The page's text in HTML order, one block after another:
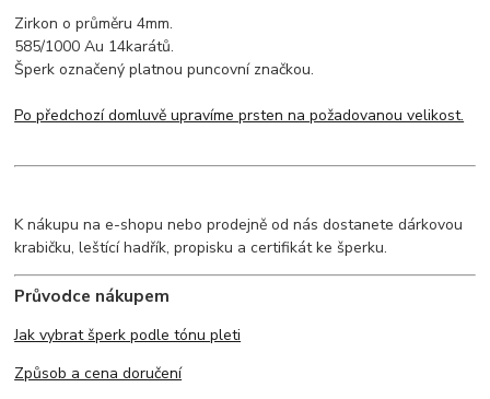
Zirkon o průměru 4mm.
585/1000 Au 14karátů.
Šperk označený platnou puncovní značkou.
Po předchozí domluvě upravíme prsten na požadovanou velikost.
K nákupu na e-shopu nebo prodejně od nás dostanete dárkovou
krabičku, leštící hadřík, propisku a certifikát ke šperku.
Průvodce nákupem
Jak vybrat šperk podle tónu pleti
Způsob a cena doručení